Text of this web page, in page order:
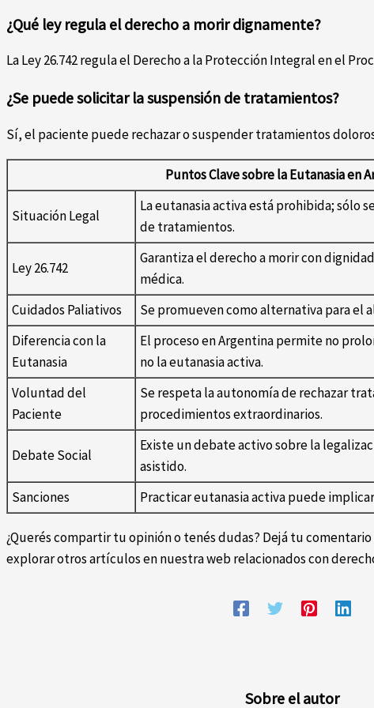
¿Qué ley regula el derecho a morir dignamente?
La Ley 26.742 regula el Derecho a la Protección Integral en el
¿Se puede solicitar la suspensión de tratamientos?
Sí, el paciente puede rechazar o suspender tratamientos
Puntos Clave sobre la Eutanasia en
Situación Legal
La eutanasia activa está prohibida; sólo
de tratamientos.
Ley 26.742
Garantiza el derecho a morir con
médica.
Cuidados Paliativos
Se promueven como alternativa para el
Diferencia con la
Eutanasia
El proceso en Argentina permite no
no la eutanasia activa.
Voluntad del
Paciente
Se respeta la autonomía de rechazar
procedimientos extraordinarios.
Debate Social
Existe un debate activo sobre la
asistido.
Sanciones
Practicar eutanasia activa puede
¿Querés compartir tu opinión o tenés dudas? Dejá tu
explorar otros artículos en nuestra web relacionados con
Sobre el autor